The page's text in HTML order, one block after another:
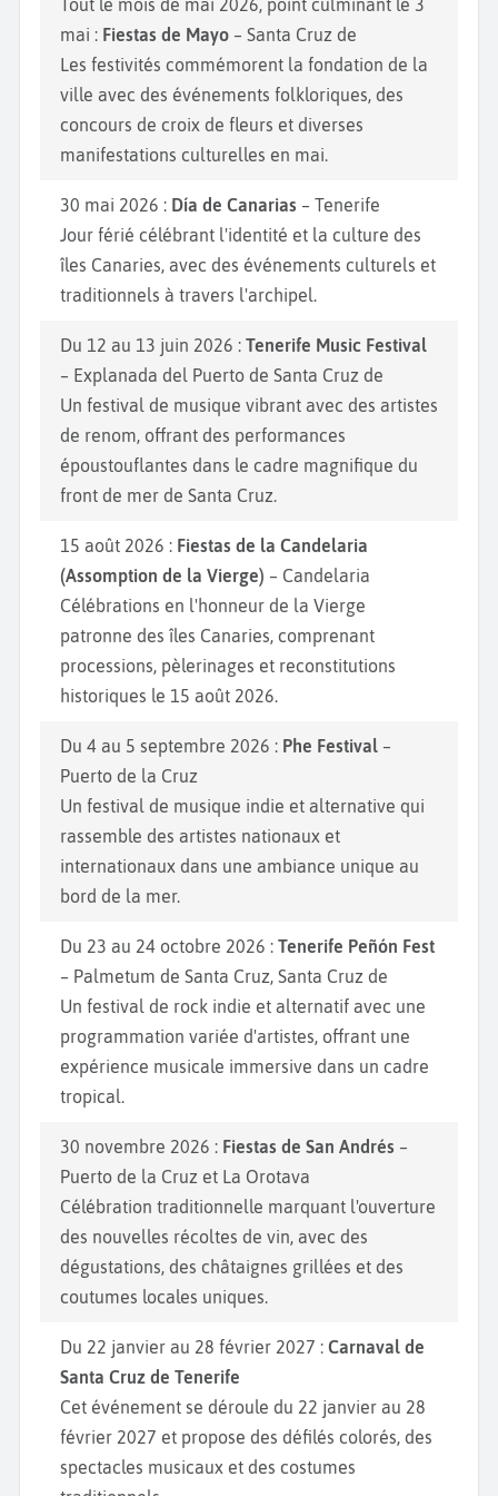
plus de 200 commerçants prêts à vous faire goûter
les spécialités locales. Pour une expérience plus
culturelle, explorez également leMusée des Beaux-
Arts de Tenerife, qui abrite une riche collection
d'œuvres d'art espagnol et européen, ou le Musée de
la Science et de l’Innovation, un lieu interactif et
Tout le mois de mai 2026, point culminant le 3
mai : Fiestas de Mayo – Santa Cruz de
Les festivités commémorent la fondation de la
ville avec des événements folkloriques, des
concours de croix de fleurs et diverses
manifestations culturelles en mai.
30 mai 2026 : Día de Canarias – Tenerife
Jour férié célébrant l'identité et la culture des
îles Canaries, avec des événements culturels et
traditionnels à travers l'archipel.
Du 12 au 13 juin 2026 : Tenerife Music Festival
– Explanada del Puerto de Santa Cruz de
Un festival de musique vibrant avec des artistes
de renom, offrant des performances
époustouflantes dans le cadre magnifique du
front de mer de Santa Cruz.
15 août 2026 : Fiestas de la Candelaria
(Assomption de la Vierge) – Candelaria
Célébrations en l'honneur de la Vierge
patronne des îles Canaries, comprenant
processions, pèlerinages et reconstitutions
historiques le 15 août 2026.
Du 4 au 5 septembre 2026 : Phe Festival –
Puerto de la Cruz
Un festival de musique indie et alternative qui
rassemble des artistes nationaux et
internationaux dans une ambiance unique au
bord de la mer.
Du 23 au 24 octobre 2026 : Tenerife Peñón Fest
– Palmetum de Santa Cruz, Santa Cruz de
Un festival de rock indie et alternatif avec une
programmation variée d'artistes, offrant une
expérience musicale immersive dans un cadre
tropical.
30 novembre 2026 : Fiestas de San Andrés –
Puerto de la Cruz et La Orotava
Célébration traditionnelle marquant l'ouverture
des nouvelles récoltes de vin, avec des
dégustations, des châtaignes grillées et des
coutumes locales uniques.
Du 22 janvier au 28 février 2027 : Carnaval de
Santa Cruz de Tenerife
Cet événement se déroule du 22 janvier au 28
février 2027 et propose des défilés colorés, des
spectacles musicaux et des costumes